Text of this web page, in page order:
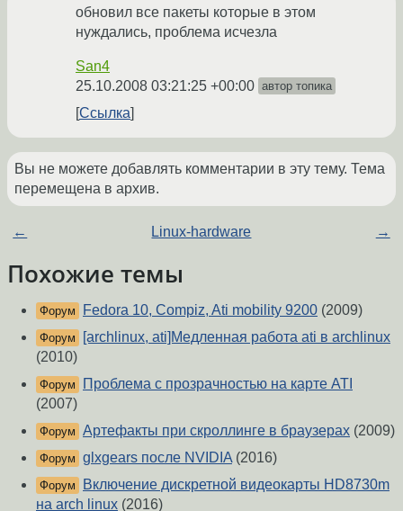
обновил все пакеты которые в этом
нуждались, проблема исчезла
San4
25.10.2008 03:21:25 +00:00 автор топика
Ссылка
Вы не можете добавлять комментарии в эту тему. Тема
перемещена в архив.
← Linux-hardware →
Похожие темы
Форум Fedora 10, Compiz, Ati mobility 9200 (2009)
Форум
[archlinux, ati]Медленная работа ati в archlinux
(2010)
Форум
Проблема с прозрачностью на карте ATI
(2007)
Форум Артефакты при скроллинге в браузерах (2009)
Форум glxgears после NVIDIA (2016)
Форум
Включение дискретной видеокарты HD8730m
на arch linux (2016)